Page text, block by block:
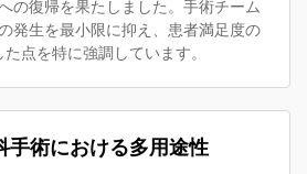
の復帰を果たしました。手術チーム
発生を最小限に抑え、患者満足度の
点を特に強調しています。
手術における多用途性